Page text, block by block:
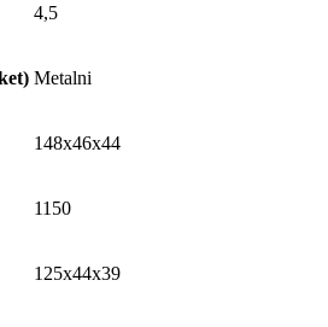
4,5
Metalni
148x46x44
1150
125x44x39